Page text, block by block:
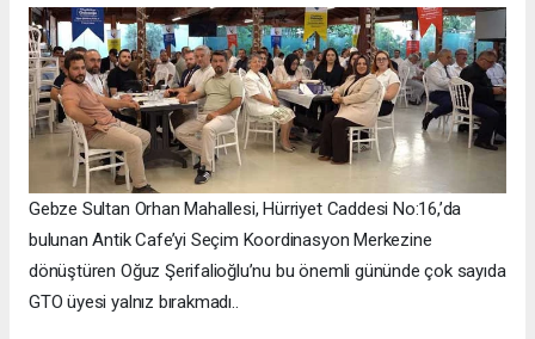
Gebze Sultan Orhan Mahallesi, Hürriyet Caddesi No:16,’da
bulunan Antik Cafe’yi Seçim Koordinasyon Merkezine
dönüştüren Oğuz Şerifalioğlu’nu bu önemli gününde çok sayıda
GTO üyesi yalnız bırakmadı..